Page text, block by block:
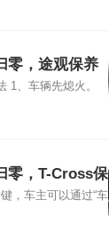
零，途观保养
1、车辆先熄火。
零，T-Cross保
，车主可以通过“车